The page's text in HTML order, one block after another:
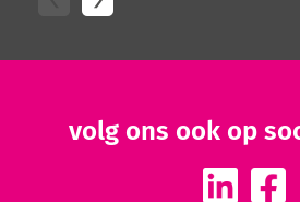
volg ons ook op